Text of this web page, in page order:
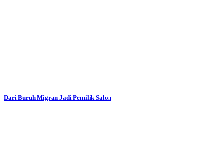
Dari Buruh Migran Jadi Pemilik Salon